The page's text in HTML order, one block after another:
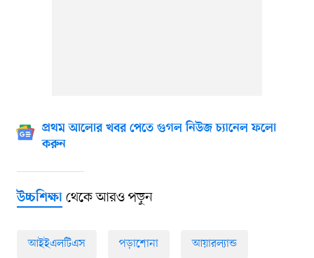
প্রথম আলোর খবর পেতে গুগল নিউজ চ্যানেল ফলো
করুন
উচ্চশিক্ষাথেকে আরও পড়ুন
আইইএলটিএস পড়াশোনা আয়ারল্যান্ড